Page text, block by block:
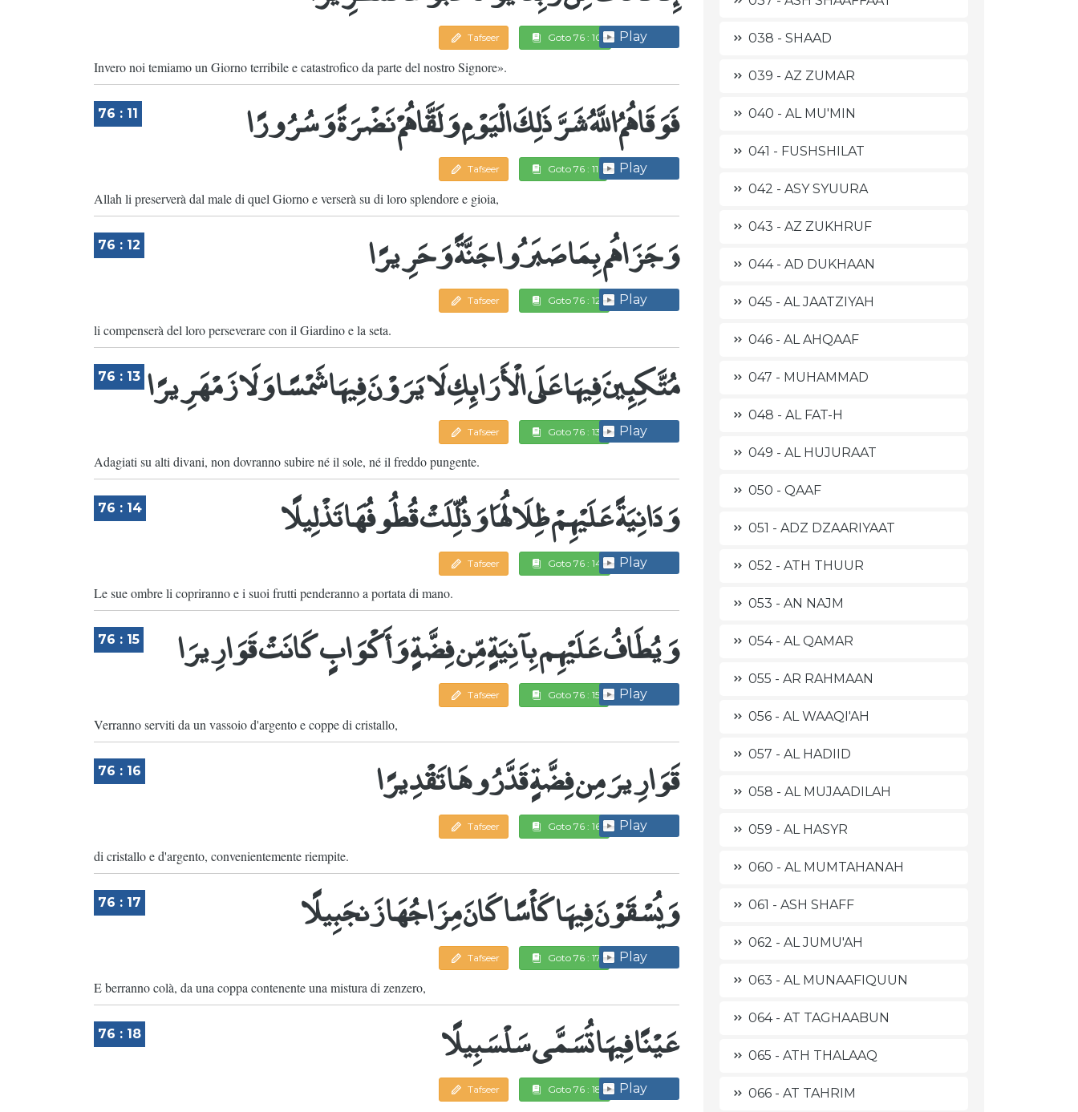
Tafseer Goto 76 : 10 Play
Invero noi temiamo un Giorno terribile e catastrofico da parte del nostro Signore».
76 : 11 فَوَقَاهُمُ اللَّهُ شَرَّ ذَلِكَ الْيَوْمِ وَلَقَّاهُمْ نَضْرَةً وَسُرُورًا
Tafseer Goto 76 : 11 Play
Allah li preserverà dal male di quel Giorno e verserà su di loro splendore e gioia,
76 : 12 وَجَزَاهُم بِمَا صَبَرُوا جَنَّةً وَحَرِيرًا
Tafseer Goto 76 : 12 Play
li compenserà del loro perseverare con il Giardino e la seta.
76 : 13 مُتَّكِئِينَ فِيهَا عَلَى الْأَرَائِكِ لَا يَرَوْنَ فِيهَا شَمْسًا وَلَا زَمْهَرِيرًا
Tafseer Goto 76 : 13 Play
Adagiati su alti divani, non dovranno subire né il sole, né il freddo pungente.
76 : 14 وَدَانِيَةً عَلَيْهِمْ ظِلَالُهَا وَذُلِّلَتْ قُطُوفُهَا تَذْلِيلًا
Tafseer Goto 76 : 14 Play
Le sue ombre li copriranno e i suoi frutti penderanno a portata di mano.
76 : 15 وَيُطَافُ عَلَيْهِم بِآنِيَةٍ مِّن فِضَّةٍ وَأَكْوَابٍ كَانَتْ قَوَارِيرَا
Tafseer Goto 76 : 15 Play
Verranno serviti da un vassoio d'argento e coppe di cristallo,
76 : 16 قَوَارِيرَ مِن فِضَّةٍ قَدَّرُوهَا تَقْدِيرًا
Tafseer Goto 76 : 16 Play
di cristallo e d'argento, convenientemente riempite.
76 : 17 وَيُسْقَوْنَ فِيهَا كَأْسًا كَانَ مِزَاجُهَا زَنجَبِيلًا
Tafseer Goto 76 : 17 Play
E berranno colà, da una coppa contenente una mistura di zenzero,
76 : 18 عَيْنًا فِيهَا تُسَمَّى سَلْسَبِيلًا
Tafseer Goto 76 : 18 Play
038 - SHAAD
039 - AZ ZUMAR
040 - AL MU'MIN
041 - FUSHSHILAT
042 - ASY SYUURA
043 - AZ ZUKHRUF
044 - AD DUKHAAN
045 - AL JAATZIYAH
046 - AL AHQAAF
047 - MUHAMMAD
048 - AL FAT-H
049 - AL HUJURAAT
050 - QAAF
051 - ADZ DZAARIYAAT
052 - ATH THUUR
053 - AN NAJM
054 - AL QAMAR
055 - AR RAHMAAN
056 - AL WAAQI'AH
057 - AL HADIID
058 - AL MUJAADILAH
059 - AL HASYR
060 - AL MUMTAHANAH
061 - ASH SHAFF
062 - AL JUMU'AH
063 - AL MUNAAFIQUUN
064 - AT TAGHAABUN
065 - ATH THALAAQ
066 - AT TAHRIM